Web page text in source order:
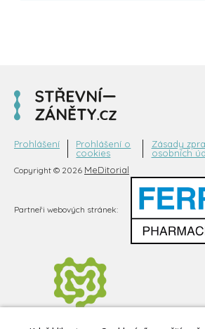
Copyright © 2026 MeDitorial
Prohlášení
Prohlášení o
cookies
Zásady
osobních
Partneři webových stránek: